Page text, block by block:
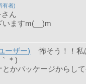
ん
いますm(__)m
ーザー)
怖そう！！
＊)
とかパッケージからし